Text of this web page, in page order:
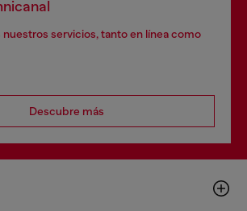
servicios, tanto en línea como
Descubre más